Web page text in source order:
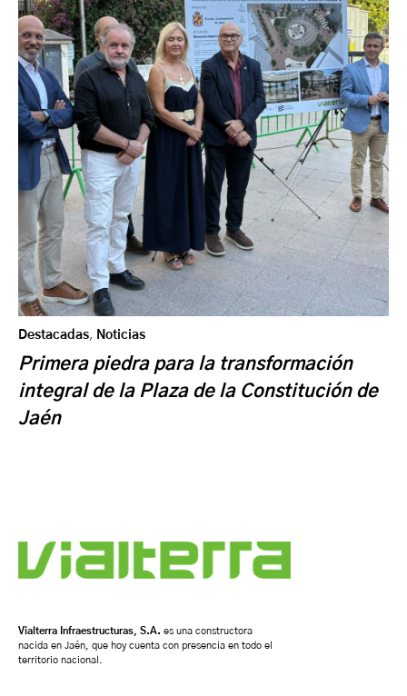
Destacadas, Noticias
Primera piedra para la transformación
integral de la Plaza de la Constitución de
Jaén
Vialterra Infraestructuras, S.A. es una constructora
nacida en Jaén, que hoy cuenta con presencia en todo el
territorio nacional.